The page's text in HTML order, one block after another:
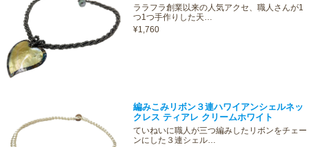
ララフラ創業以来の人気アクセ、職人さんが1
つ1つ手作りした天…
¥1,760
編みこみリボン３連ハワイアンシェルネッ
クレス ティアレ クリームホワイト
ていねいに職人が三つ編みしたリボンをチェー
ンにした３連シェル…